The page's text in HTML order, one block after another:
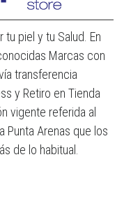
piel y tu Salud. En
Marcas con
transferencia
y Retiro en Tienda
vigente referida al
Punta Arenas que los
de lo habitual.